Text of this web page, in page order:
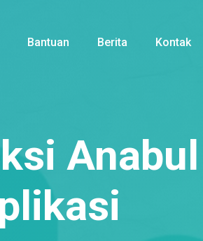
Bantuan Berita Kontak
Anabul